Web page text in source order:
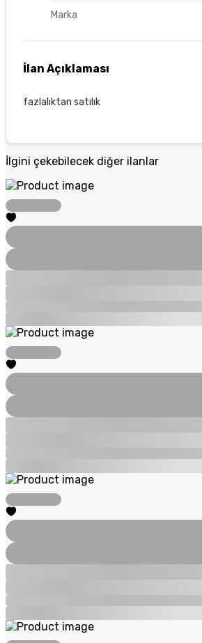
Marka
İlan Açıklaması
fazlalıktan satılık
İlgini çekebilecek diğer ilanlar